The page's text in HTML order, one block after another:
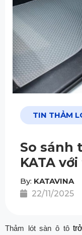
TIN THẢM
So sánh
KATA
By: KATAVINA
22/11/2025
Thảm lót sàn ô tôtrở